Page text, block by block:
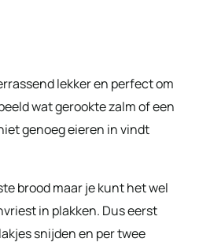
lekker en perfect om
wat gerookte zalm of een
genoeg eieren in vindt
brood maar je kunt het wel
in plakken. Dus eerst
snijden en per twee